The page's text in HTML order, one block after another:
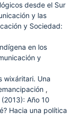
desde el Sur
y las
y Sociedad:
en los
y
wixáritari. Una
,
Año 10
Hacia una política